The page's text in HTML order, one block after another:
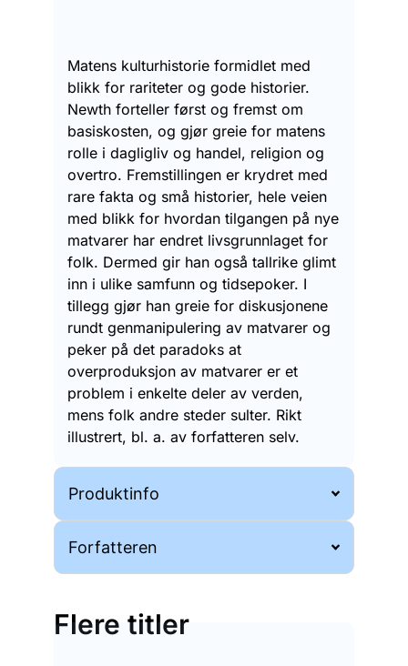
Matens kulturhistorie formidlet med
blikk for rariteter og gode historier.
Newth forteller først og fremst om
basiskosten, og gjør greie for matens
rolle i dagligliv og handel, religion og
overtro. Fremstillingen er krydret med
rare fakta og små historier, hele veien
med blikk for hvordan tilgangen på nye
matvarer har endret livsgrunnlaget for
folk. Dermed gir han også tallrike glimt
inn i ulike samfunn og tidsepoker. I
tillegg gjør han greie for diskusjonene
rundt genmanipulering av matvarer og
peker på det paradoks at
overproduksjon av matvarer er et
problem i enkelte deler av verden,
mens folk andre steder sulter. Rikt
illustrert, bl. a. av forfatteren selv.
Produktinfo
Forfatteren
Flere titler